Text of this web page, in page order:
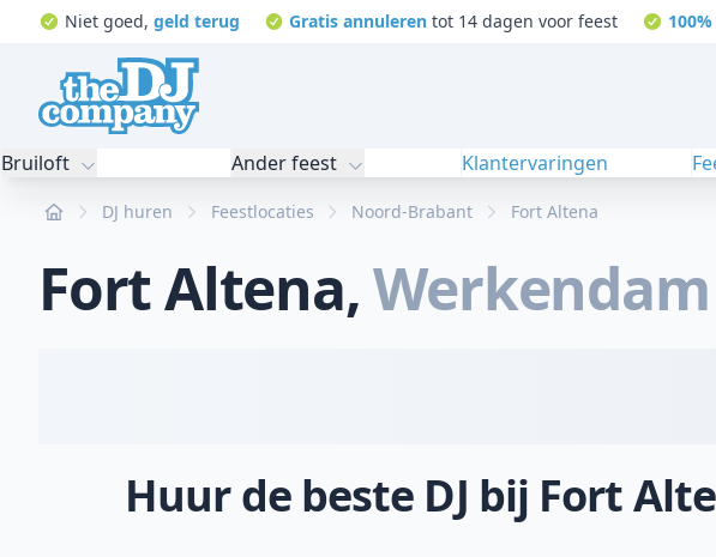
Niet goed, geld terug Gratis annuleren tot 14 dagen voor feest
Bruiloft Ander feest Klantervaringen
Home DJ huren Feestlocaties Noord-Brabant Fort Altena
Fort Altena,Werkendam
Huur de beste DJ bij Fort